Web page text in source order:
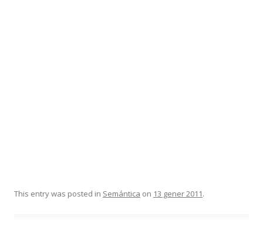
This entry was posted in Semántica on 13 gener 2011.